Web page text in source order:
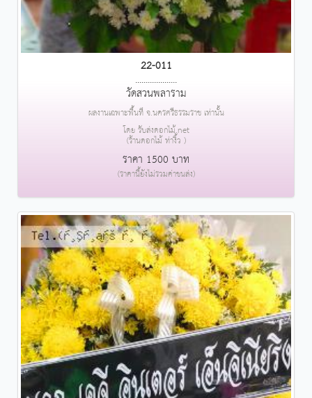
22-011
....................
วัดสวนพลาราม
ผลงานเฉพาะพื้นที่ จ.นครศรีธรรมราช เท่านั้น
โดย รับส่งดอกไม้.net
(ร้านดอกไม้ ท่างิ้ว )
ราคา 1500 บาท
(ราคานี้ยังไม่รวมค่าขนส่ง)